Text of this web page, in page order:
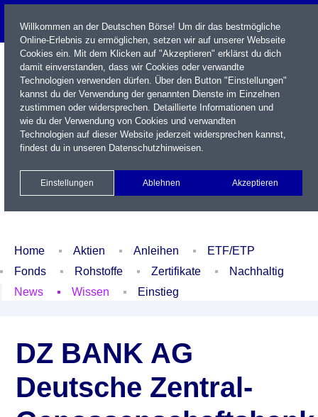
Name / WKN / ISIN / Kürzel
Newsletter Kontakt
Xetra Realtime
Watchlist Portfolio Login
Home Aktien Anleihen
ETF/ETP
Fonds
Rohstoffe Zertifikate
Nachhaltig
News
Wissen Einstieg
DZ BANK AG
Deutsche Zentral-
Willkommen an der Deutschen Börse! Um dir das bestmögliche
Online-Erlebnis zu ermöglichen, setzen wir auf unserer Webseite
Cookies ein. Mit dem Klicken auf "Akzeptieren" erklärst du dich
damit einverstanden, dass wir Cookies oder verwandte
Technologien verwenden dürfen. Über den Button "Einstellungen"
kannst du der Verwendung der genannten Dienste im Einzelnen
zustimmen oder widersprechen. Detaillierte Informationen und
wie du der Verwendung von Cookies und verwandten
Technologien auf dieser Website jederzeit widersprechen kannst,
findest du in unseren Datenschutzhinweisen.
Einstellungen Ablehnen Akzeptieren